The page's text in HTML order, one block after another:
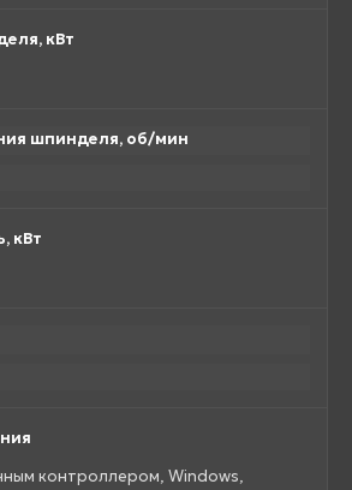
кВт
шпинделя, об/мин
кВт
контроллером, Windows,